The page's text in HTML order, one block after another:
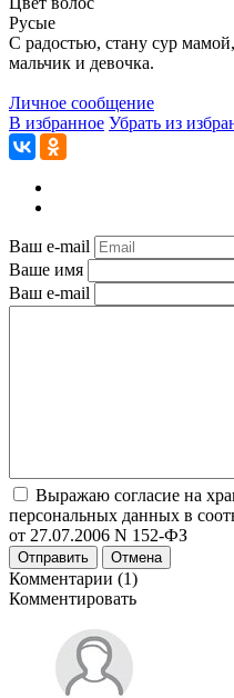
Русые
С радостью, стану сур
мальчик и девочка.
Личное сообщение
В избранное Убрать из
Ваш e-mail
Ваше имя
Ваш e-mail
Выражаю согласие на
персональных данных в
от 27.07.2006 N 152-ФЗ
Отправить Отмена
Комментарии (1)
Комментировать